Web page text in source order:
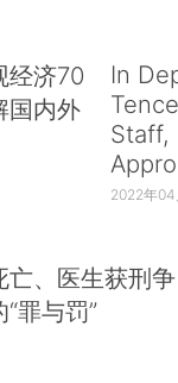
经济70
国内外
In
Staff,
2022年04
亡、医生获刑争
罪与罚”